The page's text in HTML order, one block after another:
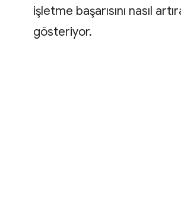
işletme başarısını nasıl
gösteriyor.